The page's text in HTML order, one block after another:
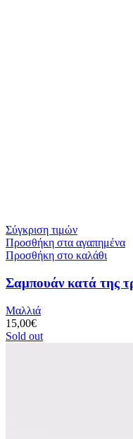
Σύγκριση τιμών
Προσθήκη στα αγαπημένα
Προσθήκη στο καλάθι
Σαμπουάν κατά της
Μαλλιά
15,00€
Sold out